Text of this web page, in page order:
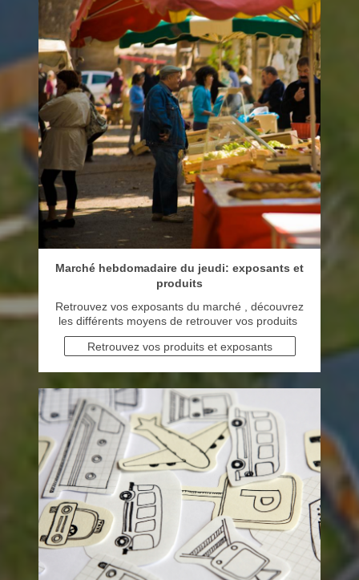
Marché hebdomadaire du jeudi: exposants et
produits
Retrouvez vos exposants du marché , découvrez
les différents moyens de retrouver vos produits
Retrouvez vos produits et exposants